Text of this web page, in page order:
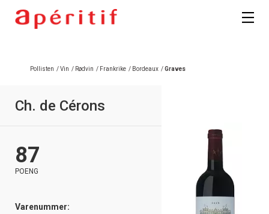
Pollisten /Vin / Rødvin / Frankrike / Bordeaux /Graves
Ch. de Cérons
87
POENG
Varenummer: